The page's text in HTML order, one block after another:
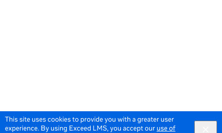
This site uses cookies to provide you with a greater user
experience. By using Exceed LMS, you accept our use of